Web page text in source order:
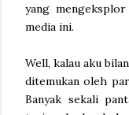
yang
media ini.
Well, kalau aku
ditemukan oleh
Banyak sekali